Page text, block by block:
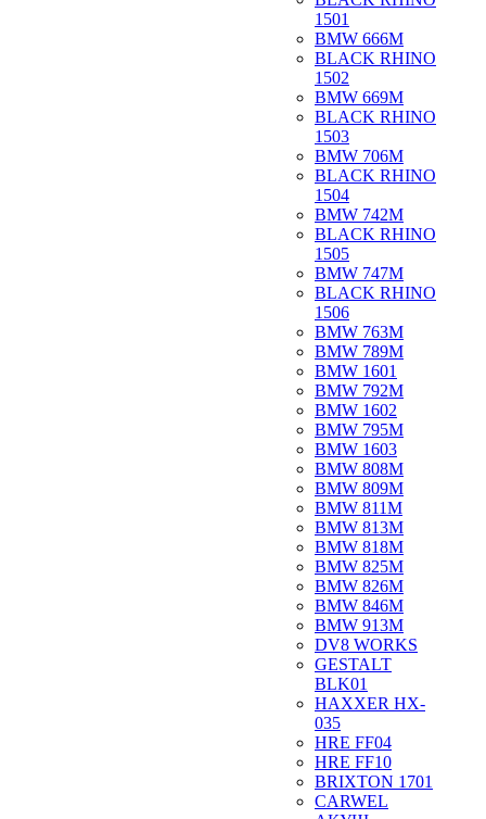
1501
BMW 666M
BLACK RHINO
1502
BMW 669M
BLACK RHINO
1503
BMW 706M
BLACK RHINO
1504
BMW 742M
BLACK RHINO
1505
BMW 747M
BLACK RHINO
1506
BMW 763M
BMW 789M
BMW 1601
BMW 792M
BMW 1602
BMW 795M
BMW 1603
BMW 808M
BMW 809M
BMW 811M
BMW 813M
BMW 818M
BMW 825M
BMW 826M
BMW 846M
BMW 913M
DV8 WORKS
GESTALT
BLK01
HAXXER HX-
035
HRE FF04
HRE FF10
BRIXTON 1701
CARWEL